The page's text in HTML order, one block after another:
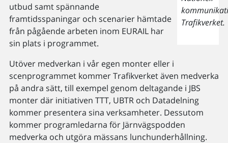
Trafikverket.
utbud samt spännande
framtidsspaningar och scenarier hämtade
från pågående arbeten inom EURAIL har
sin plats i programmet.
Utöver medverkan i vår egen monter eller i
scenprogrammet kommer Trafikverket även medverka
på andra sätt, till exempel genom deltagande i JBS
monter där initiativen TTT, UBTR och Datadelning
kommer presentera sina verksamheter. Dessutom
kommer programledarna för Järnvägspodden
medverka och utgöra mässans lunchunderhållning.